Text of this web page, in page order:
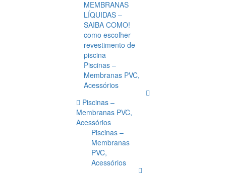
MEMBRANAS
LÍQUIDAS –
SAIBA COMO!
como escolher
revestimento de
piscina
Piscinas –
Membranas PVC,
Acessórios
Piscinas –
Membranas PVC,
Acessórios
Piscinas –
Membranas
PVC,
Acessórios